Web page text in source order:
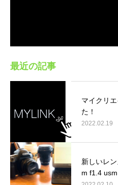
最近の記事
マイクリ
た！
2022.02.19
新しいレ
m f1.4